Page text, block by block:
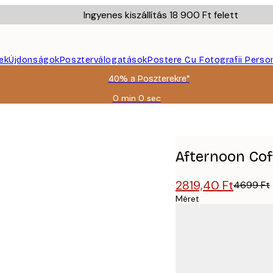
Ingyenes kiszállítás 18 900 Ft felett
ÚjdonságokPoszterválogatásokPostere Cu Fotografii
40% a Poszterekre*
0 min 0 sec
Érvényes:
Afternoon
2819,40 Ft4699 Ft
Méret